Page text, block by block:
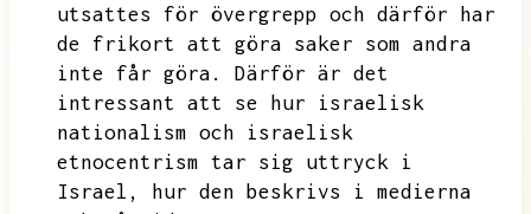
utsattes för övergrepp och därför har
de frikort att göra saker som andra
inte får göra.
Därför är det
intressant att se hur israelisk
nationalism och israelisk
etnocentrism tar sig uttryck i
Israel,
hur den beskrivs i medierna